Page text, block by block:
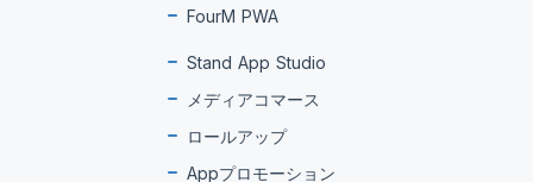
FourM PWA
Stand App Studio
メディアコマース
ロールアップ
Appプロモーション